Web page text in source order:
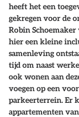
heeft het een
gekregen voor de
Robin Schoemaker
hier een kleine
samenleving
tijd om naast
ook wonen aan
voegen op een
parkeerterrein. Er
appartementen